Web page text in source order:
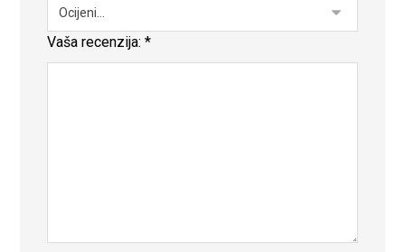
Vaša recenzija:*